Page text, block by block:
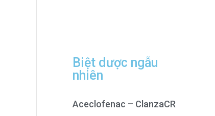
Biệt dược ngẫu
nhiên
Aceclofenac – ClanzaCR